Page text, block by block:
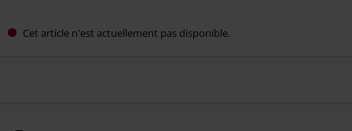
Cet article n'est actuellement pas disponible.